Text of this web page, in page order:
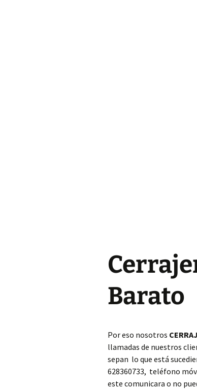
Cerrajero Andilla
Cerrajero Antella
Olmos
Cerrajero Atzeneta
dAlbaida
Barato
Por eso nosotros
llamadas de nuestros
sepan lo que está
628360733, teléfono
este comunicara o no